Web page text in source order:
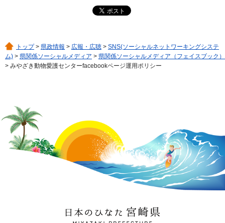
トップ> 県政情報 > 広報・広聴 > SNS(ソーシャルネットワーキングシステ
ム) > 県関係ソーシャルメディア > 県関係ソーシャルメディア（フェイスブック）
> みやざき動物愛護センターfacebookページ運用ポリシー
日本のひなた 宮崎県